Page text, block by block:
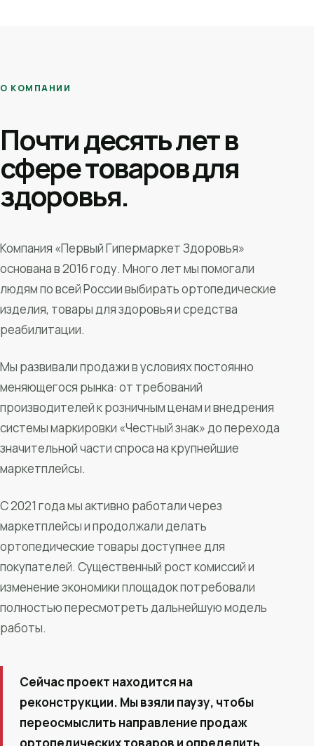
О КОМПАНИИ
Почти десять лет в
сфере товаров для
здоровья.
Компания «Первый Гипермаркет Здоровья»
основана в 2016 году. Много лет мы помогали
людям по всей России выбирать ортопедические
изделия, товары для здоровья и средства
реабилитации.
Мы развивали продажи в условиях постоянно
меняющегося рынка: от требований
производителей к розничным ценам и внедрения
системы маркировки «Честный знак» до перехода
значительной части спроса на крупнейшие
маркетплейсы.
С 2021 года мы активно работали через
маркетплейсы и продолжали делать
ортопедические товары доступнее для
покупателей. Существенный рост комиссий и
изменение экономики площадок потребовали
полностью пересмотреть дальнейшую модель
работы.
Сейчас проект находится на
реконструкции. Мы взяли паузу, чтобы
переосмыслить направление продаж